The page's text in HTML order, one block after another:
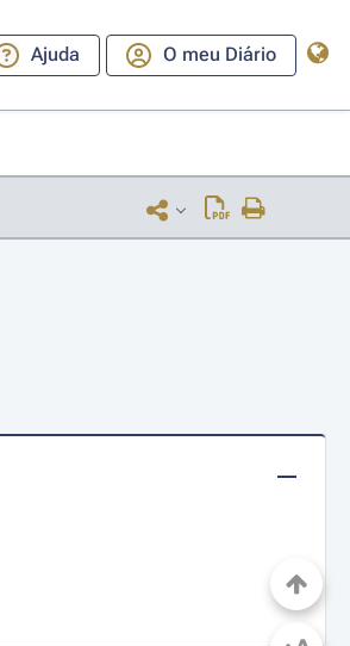
Ajuda O meu Diário